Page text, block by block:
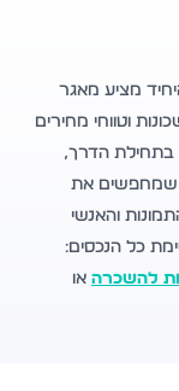
מציע מאגר
וטווחי מחירים
בתחילת הדרך,
שמחפשים את
והאנשי
כל הנכסים:
להשכרה או